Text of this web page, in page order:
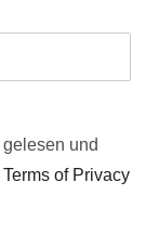
gelesen und
Terms of Privacy